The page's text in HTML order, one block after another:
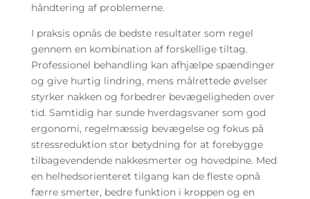
håndtering af problemerne.
I praksis opnås de bedste resultater som regel
gennem en kombination af forskellige tiltag.
Professionel behandling kan afhjælpe spændinger
og give hurtig lindring, mens målrettede øvelser
styrker nakken og forbedrer bevægeligheden over
tid. Samtidig har sunde hverdagsvaner som god
ergonomi, regelmæssig bevægelse og fokus på
stressreduktion stor betydning for at forebygge
tilbagevendende nakkesmerter og hovedpine. Med
en helhedsorienteret tilgang kan de fleste opnå
færre smerter, bedre funktion i kroppen og en